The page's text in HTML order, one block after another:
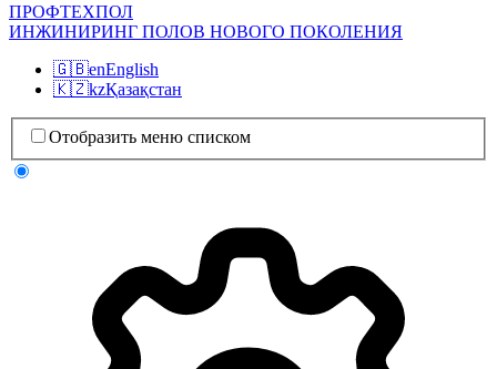
ПРОФТЕХПОЛ
ИНЖИНИРИНГ ПОЛОВ НОВОГО ПОКОЛЕНИЯ
🇬🇧enEnglish
🇰🇿kzҚазақстан
Отобразить меню списком